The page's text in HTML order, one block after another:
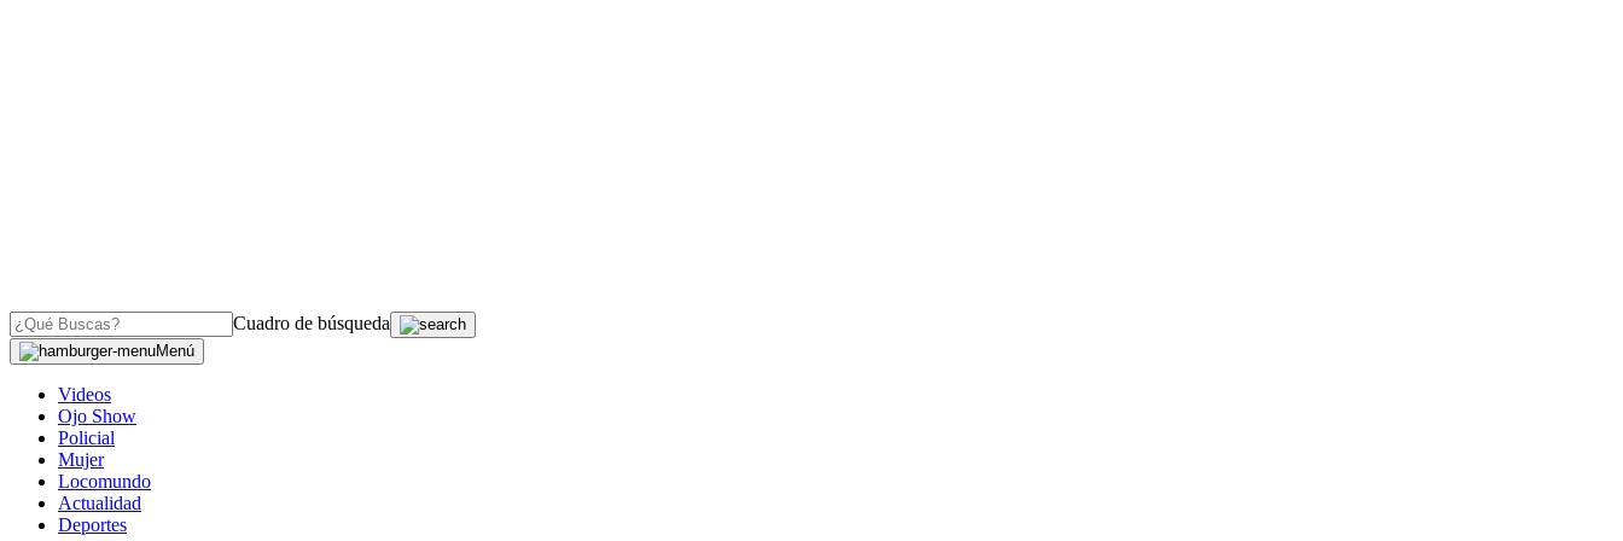
Cuadro de búsqueda
Menú
Videos
Ojo Show
Policial
Mujer
Locomundo
Actualidad
Deportes